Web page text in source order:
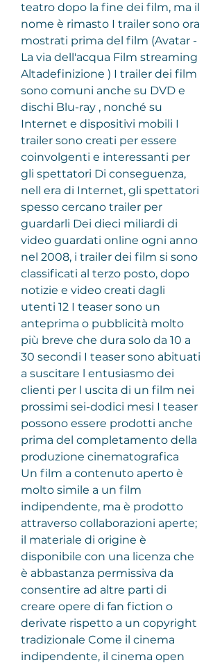
teatro dopo la fine dei film, ma il
nome è rimasto I trailer sono ora
mostrati prima del film (Avatar -
La via dell'acqua Film streaming
Altadefinizione ) I trailer dei film
sono comuni anche su DVD e
dischi Blu-ray , nonché su
Internet e dispositivi mobili I
trailer sono creati per essere
coinvolgenti e interessanti per
gli spettatori Di conseguenza,
nell era di Internet, gli spettatori
spesso cercano trailer per
guardarli Dei dieci miliardi di
video guardati online ogni anno
nel 2008, i trailer dei film si sono
classificati al terzo posto, dopo
notizie e video creati dagli
utenti 12 I teaser sono un
anteprima o pubblicità molto
più breve che dura solo da 10 a
30 secondi I teaser sono abituati
a suscitare l entusiasmo dei
clienti per l uscita di un film nei
prossimi sei-dodici mesi I teaser
possono essere prodotti anche
prima del completamento della
produzione cinematografica
Un film a contenuto aperto è
molto simile a un film
indipendente, ma è prodotto
attraverso collaborazioni aperte;
il materiale di origine è
disponibile con una licenza che
è abbastanza permissiva da
consentire ad altre parti di
creare opere di fan fiction o
derivate rispetto a un copyright
tradizionale Come il cinema
indipendente, il cinema open